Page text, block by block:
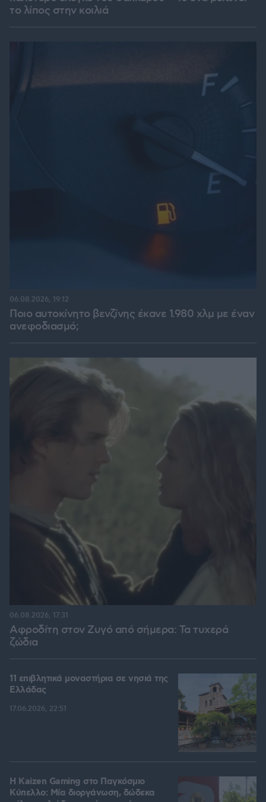
το λίπος στην κοιλιά
Ποιο αυτοκίνητο βενζίνης έκανε 1.980 χλμ με έναν
ανεφοδιασμό;
06.08.2026, 19:12
Αφροδίτη στον Ζυγό από σήμερα: Τα τυχερά
ζώδια
06.08.2026, 17:31
11 επιβλητικά μοναστήρια σε νησιά της
Ελλάδας
17.06.2026, 22:51
H Kaizen Gaming στο Παγκόσμιο
Kύπελλο: Μία διοργάνωση, δώδεκα